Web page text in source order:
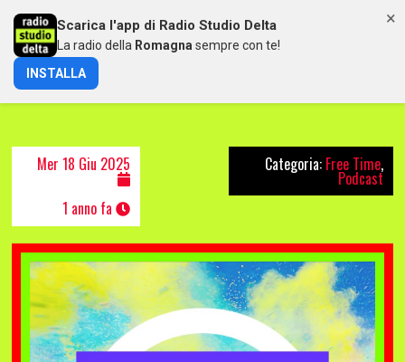
FREETIME DEL 18/06/2025
Mer 18 Giu 2025
1 anno fa
Categoria: Free Time,
Podcast
×
Scarica l'app di Radio Studio Delta
La radio della Romagna sempre con te!
INSTALLA